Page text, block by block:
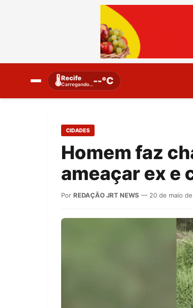
🌡️Recife
Carregando…--°C
CIDADES
Homem faz
ameaçar ex e
Por REDAÇÃO JRT NEWS — 20 de maio